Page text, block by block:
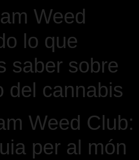
Weed
lo que
saber sobre
del cannabis
Weed Club:
per al món